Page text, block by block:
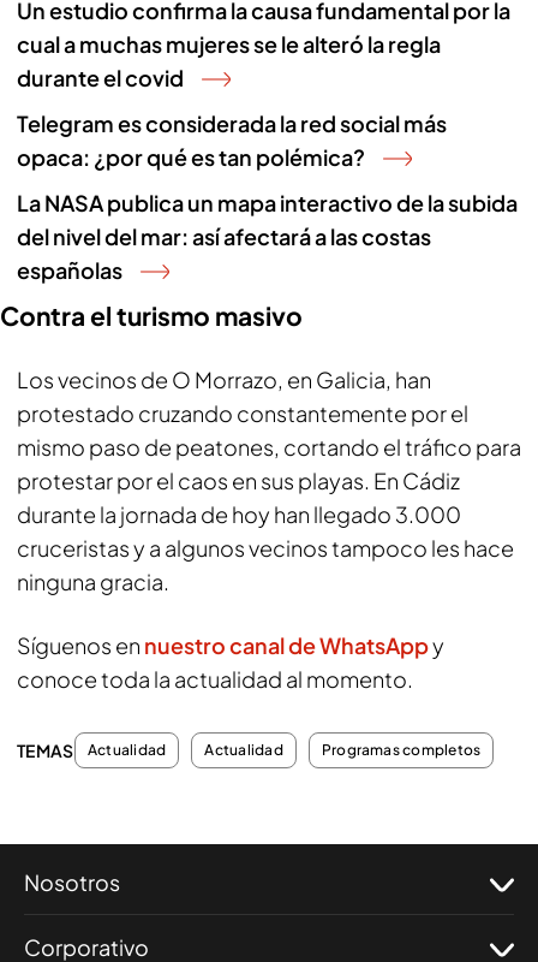
Un estudio confirma la causa fundamental por la
cual a muchas mujeres se le alteró la regla
durante el covid
Telegram es considerada la red social más
opaca: ¿por qué es tan polémica?
La NASA publica un mapa interactivo de la subida
del nivel del mar: así afectará a las costas
españolas
Contra el turismo masivo
Los vecinos de O Morrazo, en Galicia, han
protestado cruzando constantemente por el
mismo paso de peatones, cortando el tráfico para
protestar por el caos en sus playas. En Cádiz
durante la jornada de hoy han llegado 3.000
cruceristas y a algunos vecinos tampoco les hace
ninguna gracia.
Síguenos en nuestro canal de WhatsAppy
conoce toda la actualidad al momento.
TEMAS Actualidad Actualidad Programas completos
Nosotros
Corporativo